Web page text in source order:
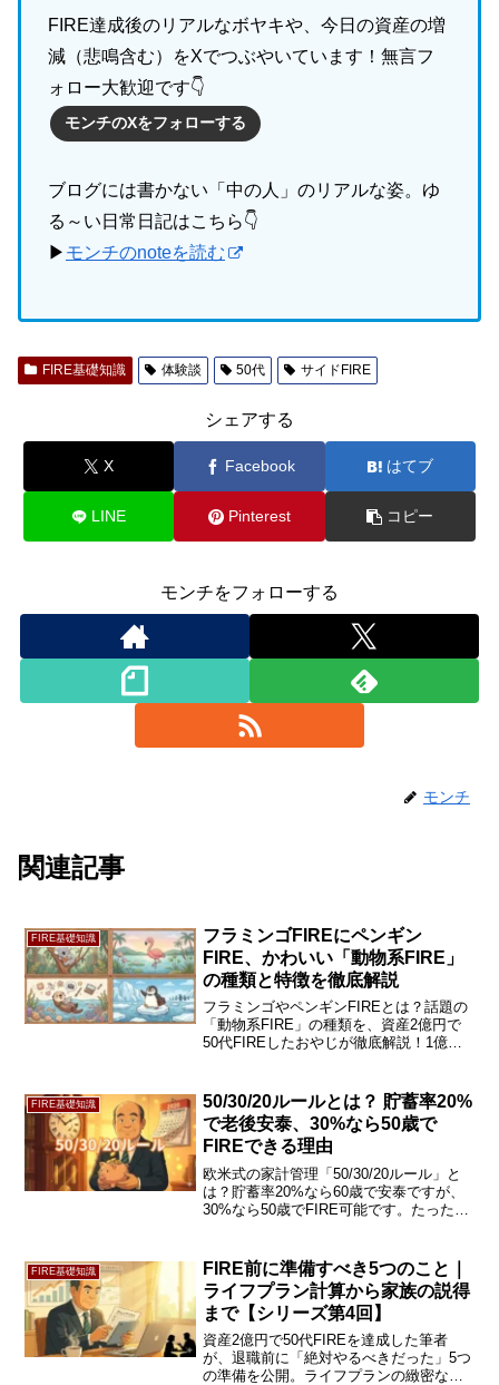
FIRE達成後のリアルなボヤキや、今日の資産の増
減（悲鳴含む）をXでつぶやいています！無言フ
ォロー大歓迎です👇
モンチのXをフォローする
ブログには書かない「中の人」のリアルな姿。ゆ
る～い日常日記はこちら👇
▶ モンチのnoteを読む
FIRE基礎知識 体験談 50代 サイドFIRE
シェアする
X Facebook はてブ
LINE Pinterest コピー
モンチをフォローする
モンチ
関連記事
FIRE基礎知識
フラミンゴFIREにペンギン
FIRE、かわいい「動物系FIRE」
の種類と特徴を徹底解説
フラミンゴやペンギンFIREとは？話題の
「動物系FIRE」の種類を、資産2億円で
50代FIREしたおやじが徹底解説！1億円
い方は続きをチェック！
FIRE基礎知識
50/30/20ルールとは？ 貯蓄率20%
で老後安泰、30%なら50歳で
FIREできる理由
欧米式の家計管理「50/30/20ルール」と
は？貯蓄率20%なら60歳で安泰ですが、
30%なら50歳でFIRE可能です。たった
ワザを実体験から解説します。
FIRE基礎知識
FIRE前に準備すべき5つのこと｜
ライフプラン計算から家族の説得
まで【シリーズ第4回】
資産2億円で50代FIREを達成した筆者
が、退職前に「絶対やるべきだった」5つ
の準備を公開。ライフプランの緻密な計